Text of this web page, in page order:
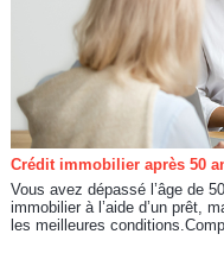
Crédit immobilier après 50
Vous avez dépassé l’âge de
immobilier à l’aide d’un prêt,
les meilleures